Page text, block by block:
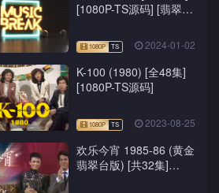
[1080P-TS源码] [翡翠
2024-01-02
K-100 (1980) [全48集]
[1080P-TS源码]
2023-08-25
欢乐今宵 1985-86 (黄金
翡翠台版) [共32集]